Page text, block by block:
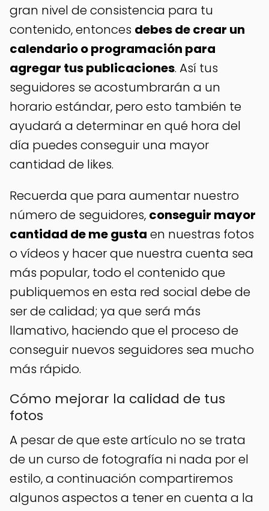
gran nivel de consistencia para tu
contenido, entonces debes de crear un
calendario o programación para
agregar tus publicaciones. Así tus
seguidores se acostumbrarán a un
horario estándar, pero esto también te
ayudará a determinar en qué hora del
día puedes conseguir una mayor
cantidad de likes.
Recuerda que para aumentar nuestro
número de seguidores, conseguir mayor
cantidad de me gusta en nuestras fotos
o vídeos y hacer que nuestra cuenta sea
más popular, todo el contenido que
publiquemos en esta red social debe de
ser de calidad; ya que será más
llamativo, haciendo que el proceso de
conseguir nuevos seguidores sea mucho
más rápido.
Cómo mejorar la calidad de tus
fotos
A pesar de que este artículo no se trata
de un curso de fotografía ni nada por el
estilo, a continuación compartiremos
algunos aspectos a tener en cuenta a la